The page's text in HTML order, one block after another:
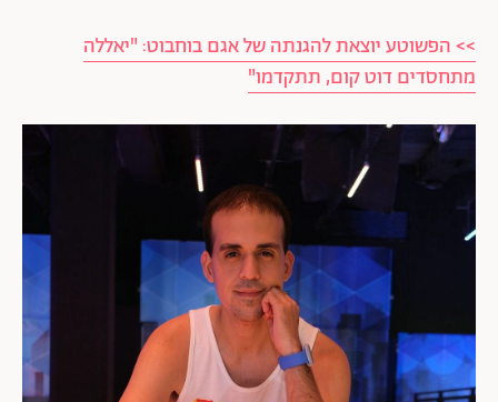
>> הפשוטע יוצאת להגנתה של אגם בוחבוט: "יאללה
מתחסדים דוט קום, תתקדמו"